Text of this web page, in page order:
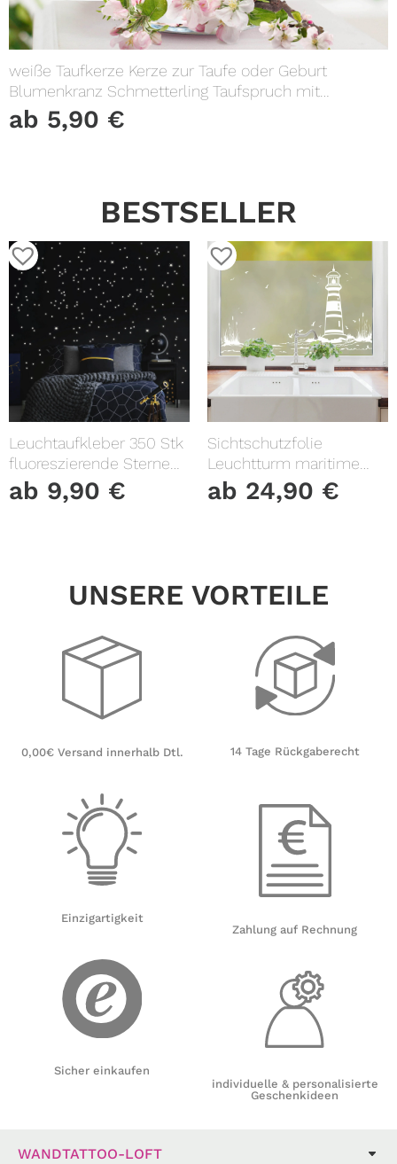
weiße Taufkerze Kerze zur Taufe oder Geburt
Blumenkranz Schmetterling Taufspruch mit
Wunschname & Datum
ab 5,90 €
BESTSELLER
Leuchtaufkleber 350 Stk
fluoreszierende Sterne
und Punkte leuchten im
Dunklen Kinderzimmer
ab 9,90 €
Sichtschutzfolie
Leuchtturm maritime
Fensterfolie Fensterdeko
Milchglasfolie
ab 24,90 €
UNSERE VORTEILE
0,00€ Versand innerhalb Dtl.
Einzigartigkeit
Sicher einkaufen
14 Tage Rückgaberecht
Zahlung auf Rechnung
individuelle & personalisierte
Geschenkideen
WANDTATTOO-LOFT